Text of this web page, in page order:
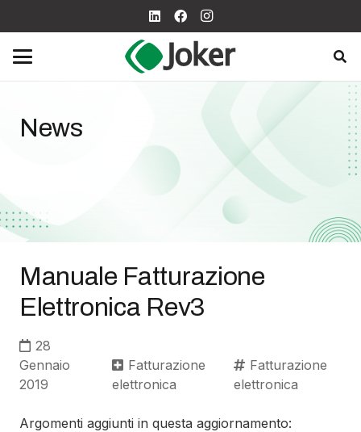
News
Manuale Fatturazione
Elettronica Rev3
28
Gennaio
2019
Fatturazione
elettronica
Fatturazione
elettronica
Argomenti aggiunti in questa aggiornamento: